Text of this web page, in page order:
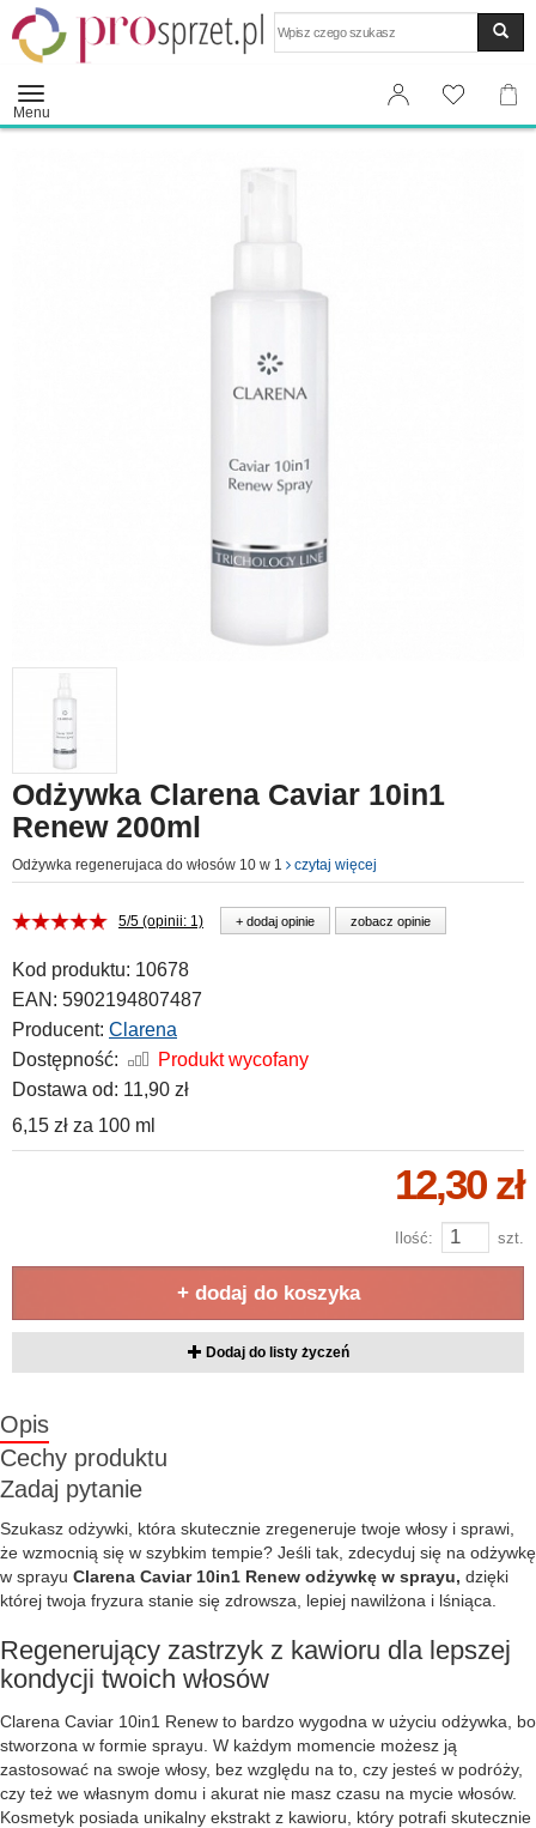
Menu
Odżywka Clarena Caviar 10in1
Renew 200ml
Odżywka regenerujaca do włosów 10 w 1 czytaj więcej
5/5 (opinii: 1) + dodaj opinie zobacz opinie
Kod produktu: 10678
EAN: 5902194807487
Producent: Clarena
Dostępność:
Produkt wycofany
Dostawa od: 11,90 zł
6,15 zł za 100 ml
12,30 zł
Ilość: szt.
+ dodaj do koszyka
Dodaj do listy życzeń
Opis
Cechy produktu
Zadaj pytanie
Szukasz odżywki, która skutecznie zregeneruje twoje włosy i sprawi,
że wzmocnią się w szybkim tempie? Jeśli tak, zdecyduj się na odżywkę
w sprayu Clarena Caviar 10in1 Renew odżywkę w sprayu, dzięki
której twoja fryzura stanie się zdrowsza, lepiej nawilżona i lśniąca.
Regenerujący zastrzyk z kawioru dla lepszej
kondycji twoich włosów
Clarena Caviar 10in1 Renew to bardzo wygodna w użyciu odżywka, bo
stworzona w formie sprayu. W każdym momencie możesz ją
zastosować na swoje włosy, bez względu na to, czy jesteś w podróży,
czy też we własnym domu i akurat nie masz czasu na mycie włosów.
Kosmetyk posiada unikalny ekstrakt z kawioru, który potrafi skutecznie